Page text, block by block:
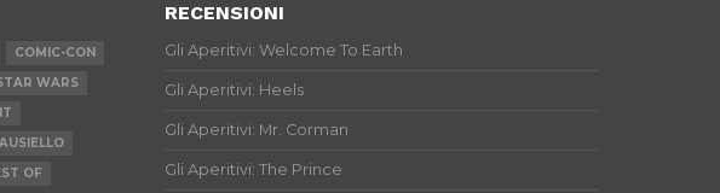
COMIC-CON
WARS
OF
RECENSIONI
Gli Aperitivi: Welcome To Earth
Gli Aperitivi: Heels
Gli Aperitivi: Mr. Corman
Gli Aperitivi: The Prince